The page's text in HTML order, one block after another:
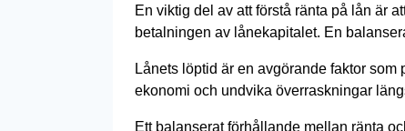
En viktig del av att förstå ränta på lån är
betalningen av lånekapitalet. En
Lånets löptid är en avgörande faktor
ekonomi och undvika överraskningar
Ett balanserat förhållande mellan ränta